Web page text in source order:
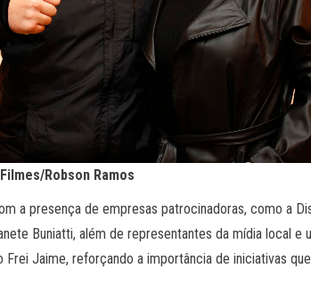
Robson Ramos
a presença de empresas patrocinadoras, como a
Buniatti, além de representantes da mídia local e
Frei Jaime, reforçando a importância de iniciativas